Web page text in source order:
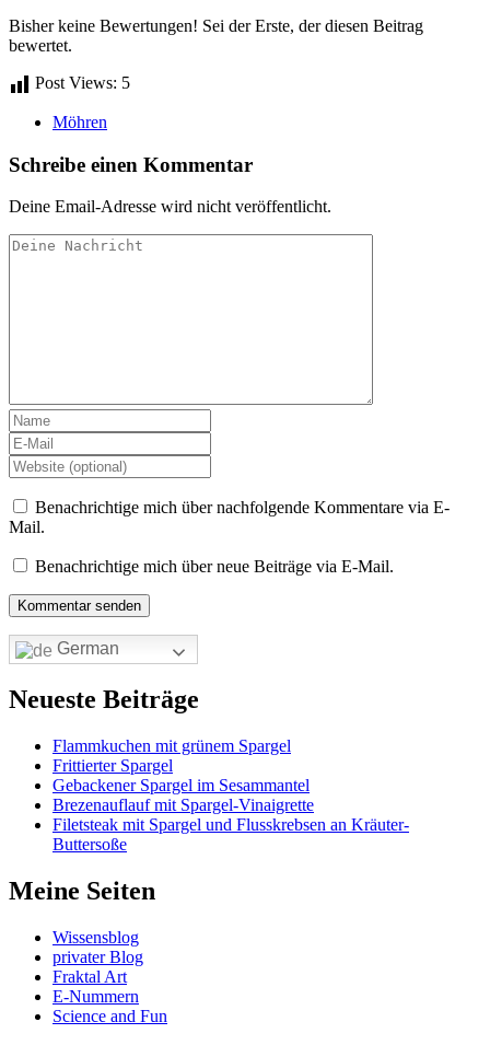
Bisher keine Bewertungen! Sei der Erste, der diesen Beitrag
bewertet.
Post Views: 5
Möhren
Schreibe einen Kommentar
Deine Email-Adresse wird nicht veröffentlicht.
Benachrichtige mich über nachfolgende Kommentare via E-
Mail.
Benachrichtige mich über neue Beiträge via E-Mail.
German
Neueste Beiträge
Flammkuchen mit grünem Spargel
Frittierter Spargel
Gebackener Spargel im Sesammantel
Brezenauflauf mit Spargel-Vinaigrette
Filetsteak mit Spargel und Flusskrebsen an Kräuter-
Buttersoße
Meine Seiten
Wissensblog
privater Blog
Fraktal Art
E-Nummern
Science and Fun